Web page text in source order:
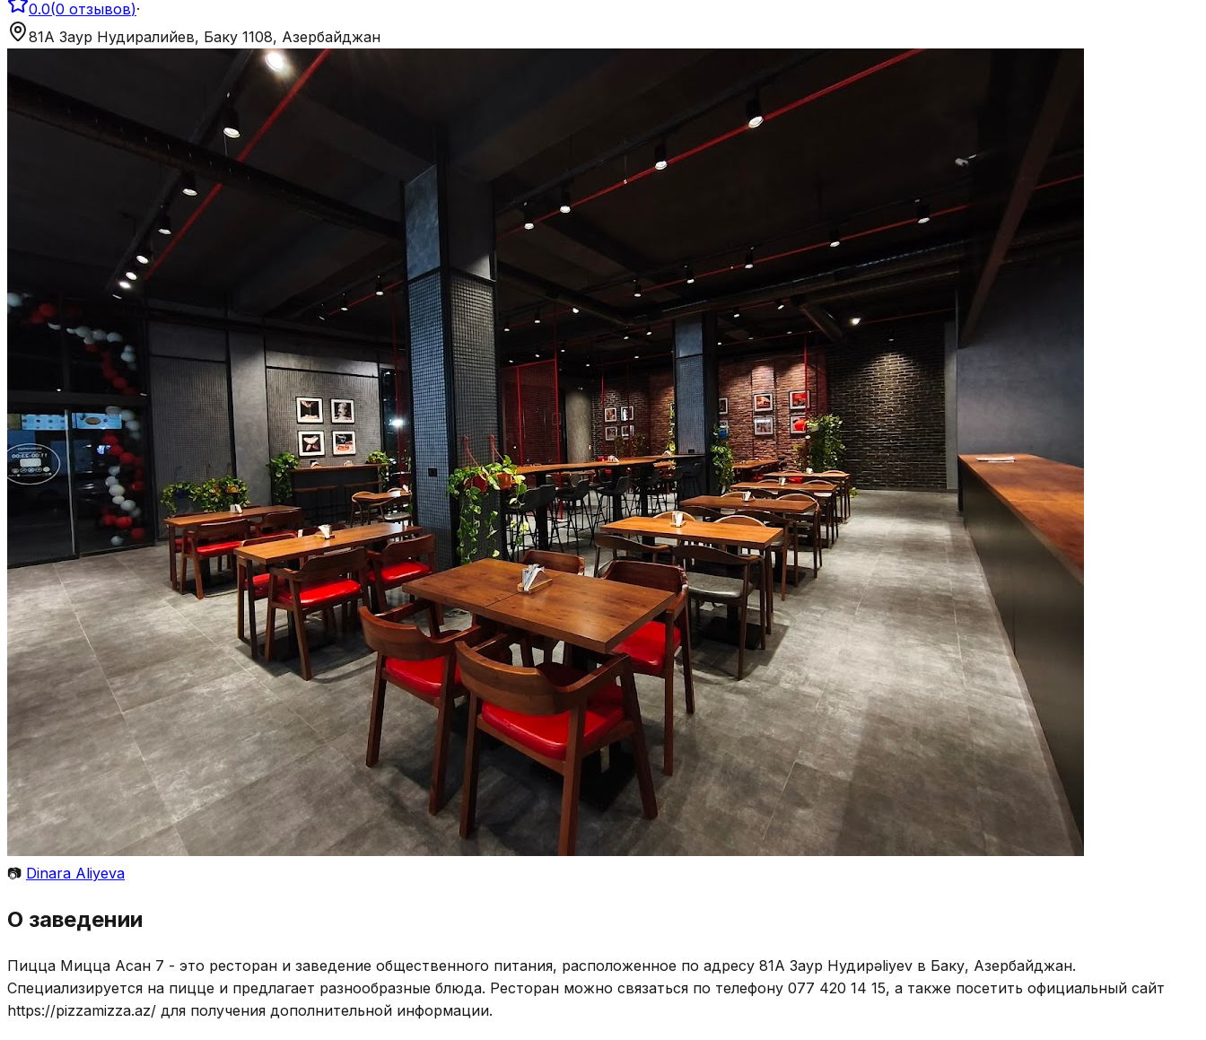
0.0(0 отзывов)·
81А Заур Нудиралийев, Баку 1108, Азербайджан
📷 Dinara Aliyeva
О заведении
Пицца Мицца Асан 7 - это ресторан и заведение общественного питания, расположенное по адресу 81A Заур Нудирəliyev в Баку, Азербайджан.
Специализируется на пицце и предлагает разнообразные блюда. Ресторан можно связаться по телефону 077 420 14 15, а также посетить официальный сайт
https://pizzamizza.az/ для получения дополнительной информации.